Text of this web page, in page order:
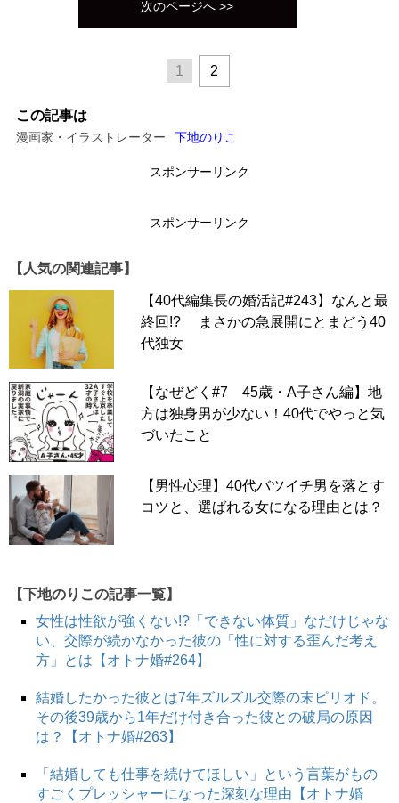
次のページへ >>
1 2
この記事は
漫画家・イラストレーター 下地のりこ
スポンサーリンク
スポンサーリンク
【人気の関連記事】
【40代編集長の婚活記#243】なんと最
終回!? まさかの急展開にとまどう40
代独女
【なぜどく#7 45歳・A子さん編】地
方は独身男が少ない！40代でやっと気
づいたこと
【男性心理】40代バツイチ男を落とす
コツと、選ばれる女になる理由とは？
【下地のりこの記事一覧】
女性は性欲が強くない!?「できない体質」なだけじゃな
い、交際が続かなかった彼の「性に対する歪んだ考え
方」とは【オトナ婚#264】
結婚したかった彼とは7年ズルズル交際の末ピリオド。
その後39歳から1年だけ付き合った彼との破局の原因
は？【オトナ婚#263】
「結婚しても仕事を続けてほしい」という言葉がもの
すごくプレッシャーになった深刻な理由【オトナ婚